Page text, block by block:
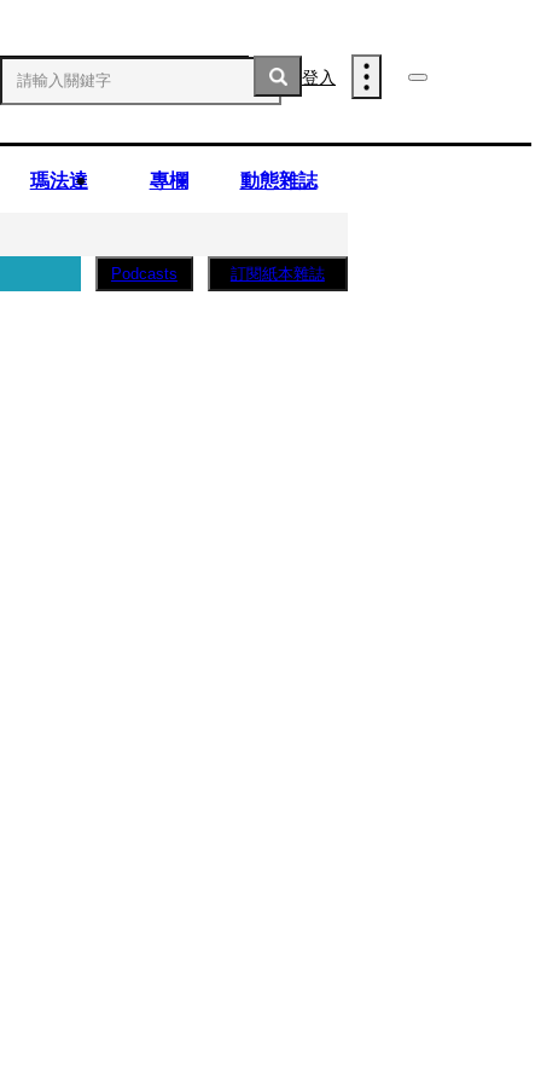
登入
瑪法達 專欄 動態雜誌
Podcasts 訂閱紙本雜誌